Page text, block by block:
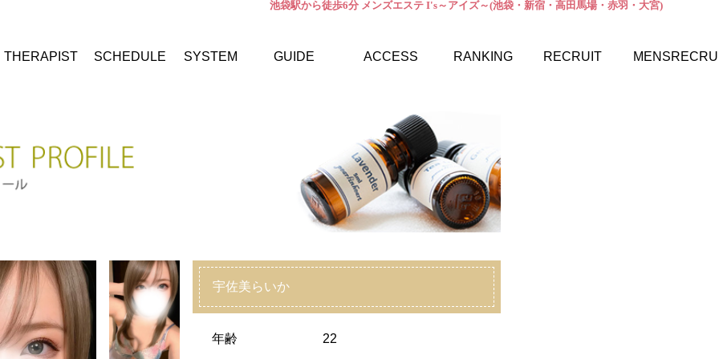
池袋駅から徒歩6分 メンズエステ I's～アイズ～(池袋・新宿・高田馬場・赤羽・大宮)
THERAPIST SCHEDULE SYSTEM GUIDE ACCESS RANKING RECRUIT
宇佐美らいか
年齢 22